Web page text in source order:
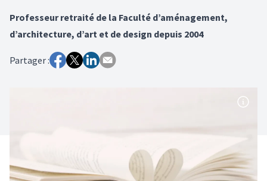
Professeur retraité de la Faculté d’aménagement,
d’architecture, d’art et de design depuis 2004
Partager :